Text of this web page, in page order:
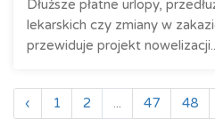
Dłuższe płatne urlopy,
lekarskich czy zmiany w
przewiduje projekt
‹ 1 2 ... 47 48